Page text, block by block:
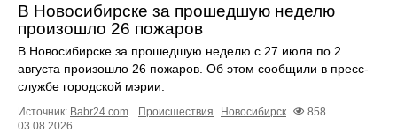
В Новосибирске за прошедшую неделю
произошло 26 пожаров
В Новосибирске за прошедшую неделю с 27 июля по 2
августа произошло 26 пожаров. Об этом сообщили в пресс-
службе городской мэрии.
Источник: Babr24.com. Происшествия Новосибирск
858
03.08.2026